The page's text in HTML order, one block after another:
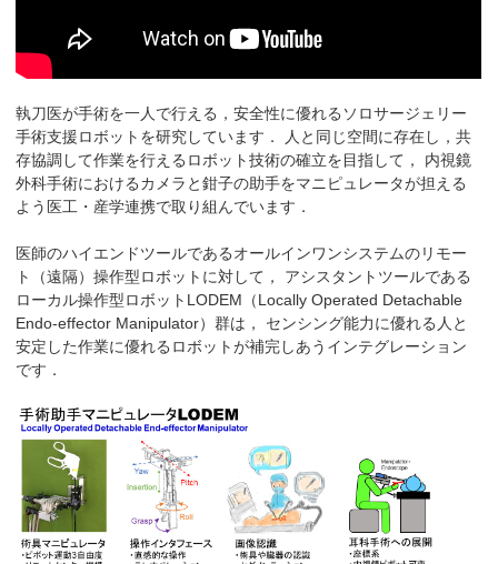
執刀医が手術を一人で行える，安全性に優れるソロサージェリー
手術支援ロボットを研究しています． 人と同じ空間に存在し，共
存協調して作業を行えるロボット技術の確立を目指して， 内視鏡
外科手術におけるカメラと鉗子の助手をマニピュレータが担える
よう医工・産学連携で取り組んでいます．
医師のハイエンドツールであるオールインワンシステムのリモー
ト（遠隔）操作型ロボットに対して， アシスタントツールである
ローカル操作型ロボットLODEM（Locally Operated Detachable
Endo-effector Manipulator）群は， センシング能力に優れる人と
安定した作業に優れるロボットが補完しあうインテグレーション
です．